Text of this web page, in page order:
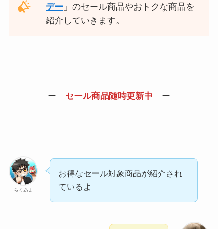
デー 」のセール商品やおトクな商品を
紹介していきます。
ー セール商品随時更新中 ー
らくあま
お得なセール対象商品が紹介され
ているよ